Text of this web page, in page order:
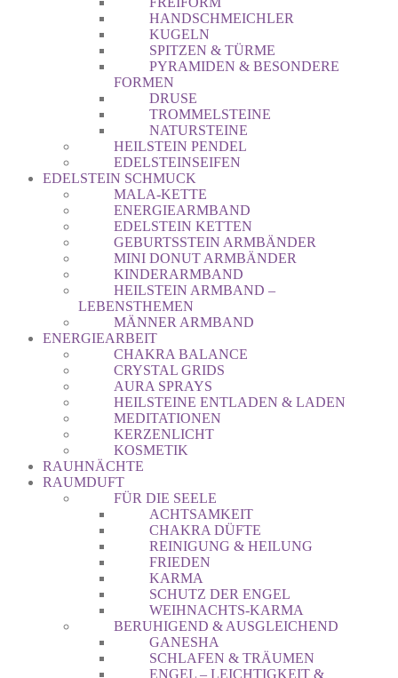
HANDSCHMEICHLER
KUGELN
SPITZEN & TÜRME
PYRAMIDEN & BESONDERE
FORMEN
DRUSE
TROMMELSTEINE
NATURSTEINE
HEILSTEIN PENDEL
EDELSTEINSEIFEN
EDELSTEIN SCHMUCK
MALA-KETTE
ENERGIEARMBAND
EDELSTEIN KETTEN
GEBURTSSTEIN ARMBÄNDER
MINI DONUT ARMBÄNDER
KINDERARMBAND
HEILSTEIN ARMBAND –
LEBENSTHEMEN
MÄNNER ARMBAND
ENERGIEARBEIT
CHAKRA BALANCE
CRYSTAL GRIDS
AURA SPRAYS
HEILSTEINE ENTLADEN & LADEN
MEDITATIONEN
KERZENLICHT
KOSMETIK
RAUHNÄCHTE
RAUMDUFT
FÜR DIE SEELE
ACHTSAMKEIT
CHAKRA DÜFTE
REINIGUNG & HEILUNG
FRIEDEN
KARMA
SCHUTZ DER ENGEL
WEIHNACHTS-KARMA
BERUHIGEND & AUSGLEICHEND
GANESHA
SCHLAFEN & TRÄUMEN
ENGEL – LEICHTIGKEIT &